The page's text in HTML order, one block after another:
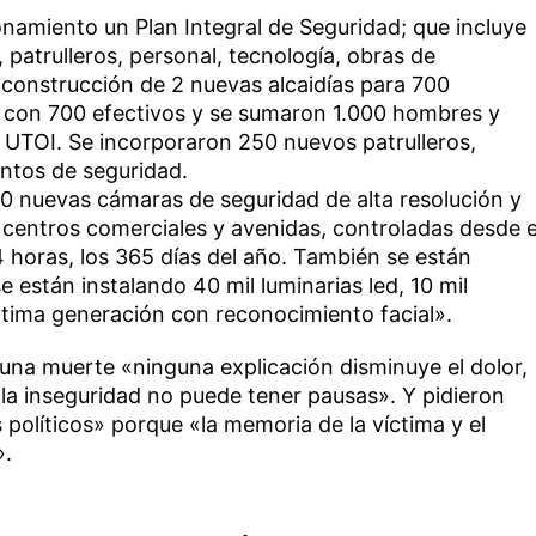
un Plan Integral de Seguridad; que incluye
personal, tecnología, obras de
de 2 nuevas alcaidías para 700
700 efectivos y se sumaron 1.000 hombres y
Se incorporaron 250 nuevos patrulleros,
de seguridad.
nuevas cámaras de seguridad de alta resolución y
comerciales y avenidas, controladas desde
los 365 días del año. También se están
están instalando 40 mil luminarias led, 10 mil
generación con reconocimiento facial».
muerte «ninguna explicación disminuye el dolor,
inseguridad no puede tener pausas». Y pidieron
porque «la memoria de la víctima y el